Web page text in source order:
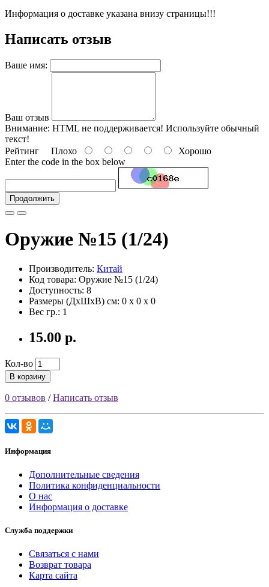
Информация о доставке указана внизу страницы!!!
Написать отзыв
Ваше имя:
Ваш отзыв
Внимание: HTML не поддерживается! Используйте обычный
текст!
Рейтинг Плохо
Хорошо
Enter the code in the box below
Продолжить
Оружие №15 (1/24)
Производитель: Китай
Код товара: Оружие №15 (1/24)
Доступность: 8
Размеры (ДxШxВ) см: 0 x 0 x 0
Вес гр.: 1
15.00 р.
Кол-во
В корзину
0 отзывов /Написать отзыв
Информация
Дополнительные сведения
Политика конфиденциальности
О нас
Информация о доставке
Служба поддержки
Связаться с нами
Возврат товара
Карта сайта